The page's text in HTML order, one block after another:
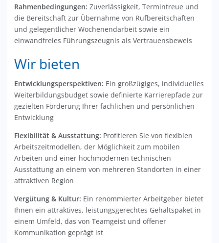
Rahmenbedingungen: Zuverlässigkeit, Termintreue und
die Bereitschaft zur Übernahme von Rufbereitschaften
und gelegentlicher Wochenendarbeit sowie ein
einwandfreies Führungszeugnis als Vertrauensbeweis
Wir bieten
Entwicklungsperspektiven: Ein großzügiges, individuelles
Weiterbildungsbudget sowie definierte Karrierepfade zur
gezielten Förderung Ihrer fachlichen und persönlichen
Entwicklung
Flexibilität & Ausstattung: Profitieren Sie von flexiblen
Arbeitszeitmodellen, der Möglichkeit zum mobilen
Arbeiten und einer hochmodernen technischen
Ausstattung an einem von mehreren Standorten in einer
attraktiven Region
Vergütung & Kultur: Ein renommierter Arbeitgeber bietet
Ihnen ein attraktives, leistungsgerechtes Gehaltspaket in
einem Umfeld, das von Teamgeist und offener
Kommunikation geprägt ist